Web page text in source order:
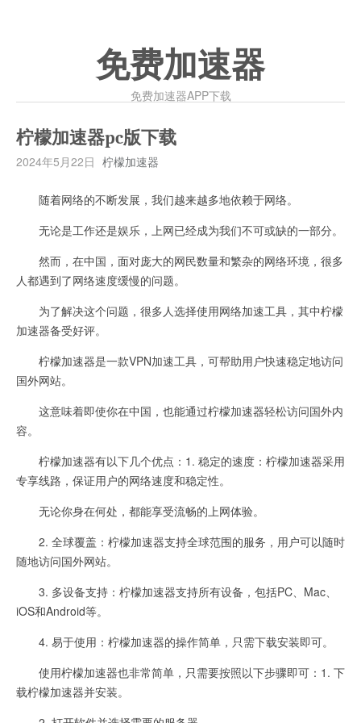
免费加速器
免费加速器APP下载
柠檬加速器pc版下载
2024年5月22日 柠檬加速器
随着网络的不断发展，我们越来越多地依赖于网络。
无论是工作还是娱乐，上网已经成为我们不可或缺的一部分。
然而，在中国，面对庞大的网民数量和繁杂的网络环境，很多
人都遇到了网络速度缓慢的问题。
为了解决这个问题，很多人选择使用网络加速工具，其中柠檬
加速器备受好评。
柠檬加速器是一款VPN加速工具，可帮助用户快速稳定地访问
国外网站。
这意味着即使你在中国，也能通过柠檬加速器轻松访问国外内
容。
柠檬加速器有以下几个优点：1. 稳定的速度：柠檬加速器采用
专享线路，保证用户的网络速度和稳定性。
无论你身在何处，都能享受流畅的上网体验。
2. 全球覆盖：柠檬加速器支持全球范围的服务，用户可以随时
随地访问国外网站。
3. 多设备支持：柠檬加速器支持所有设备，包括PC、Mac、
iOS和Android等。
4. 易于使用：柠檬加速器的操作简单，只需下载安装即可。
使用柠檬加速器也非常简单，只需要按照以下步骤即可：1. 下
载柠檬加速器并安装。